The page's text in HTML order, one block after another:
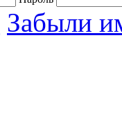
Забыли